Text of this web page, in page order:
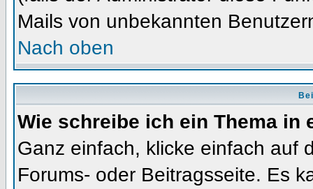
Mails von unbekannten
Nach oben
Wie schreibe ich ein Thema in
Ganz einfach, klicke einfach auf
Forums- oder Beitragsseite. Es